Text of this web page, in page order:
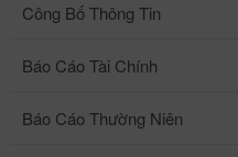
Công Bố Thông Tin
Báo Cáo Tài Chính
Báo Cáo Thường Niên